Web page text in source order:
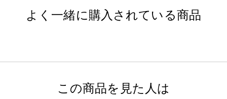
よく一緒に購入されている商品
この商品を見た人は